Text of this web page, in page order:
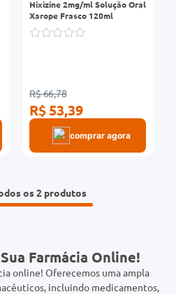
Hixizine 2mg/ml Solução Oral
Xarope Frasco 120ml
R$ 66,78
R$ 53,39
comprar agora
os 2
Farmácia Online!
online! Oferecemos uma ampla
incluindo medicamentos,